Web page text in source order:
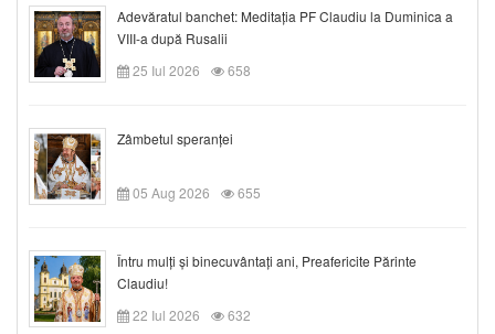
Adevăratul banchet: Meditația PF Claudiu la Duminica a
VIII-a după Rusalii
25 Iul 2026
658
Zâmbetul speranței
05 Aug 2026 655
Întru mulți și binecuvântați ani, Preafericite Părinte
Claudiu!
22 Iul 2026
632